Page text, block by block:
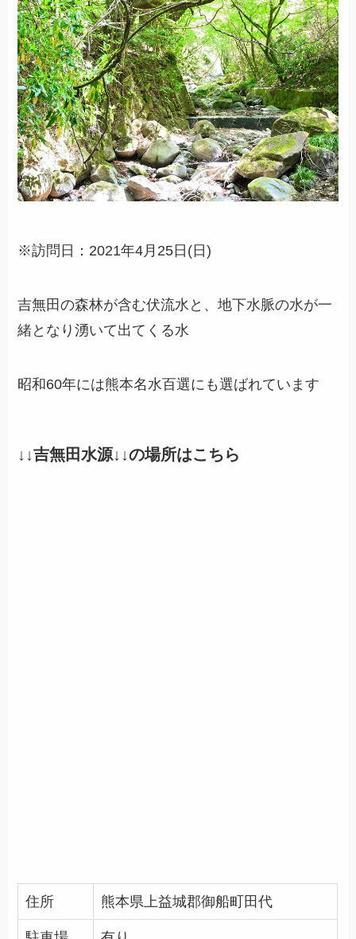
※訪問日：2021年4月25日(日)
吉無田の森林が含む伏流水と、地下水脈の水が一
緒となり湧いて出てくる水
昭和60年には熊本名水百選にも選ばれています
↓↓吉無田水源↓↓の場所はこちら
住所 熊本県上益城郡御船町田代